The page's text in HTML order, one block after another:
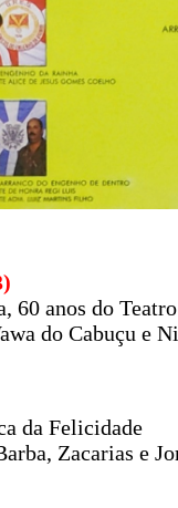
60 anos do
do Cabuçu e
da Felicidade
Zacarias e